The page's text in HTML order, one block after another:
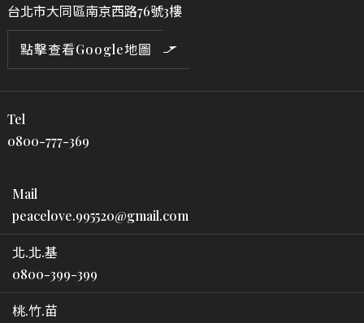
律師來處理訴訟程序，這既安全又安全。離婚律師
應提供有關離婚程序以及以後可能出現的贍養費其
他事項的出色建議。
台北市大同區南京西路76號3樓
點擊查看Google地圖
Tel
0800-777-369
Mail
peacelove.995520@gmail.com
北.北.基
0800-399-399
桃.竹.苗